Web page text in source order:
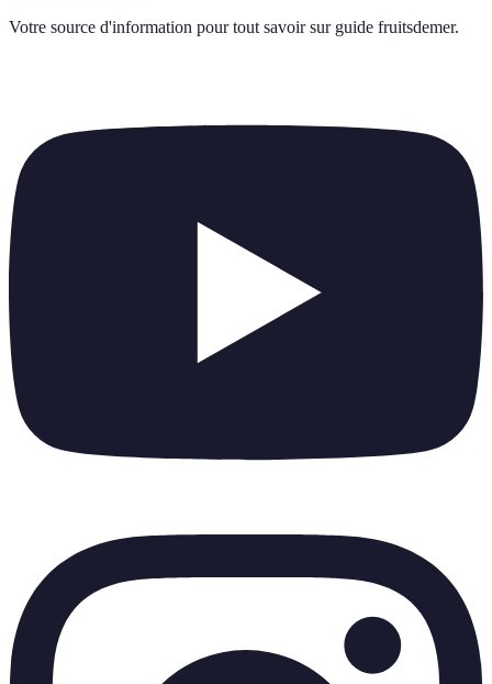
Votre source d'information pour tout savoir sur guide fruitsdemer.